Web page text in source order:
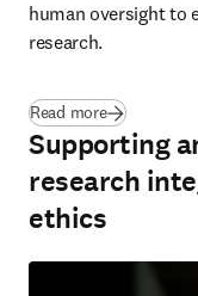
human oversight to
research.
Read more(在新的选项
Supporting
research
ethics